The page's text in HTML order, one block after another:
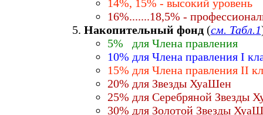
14%, 15% - высокий уровень
16%.......18,5% -
Накопительный фонд(см. Табл.1
5% для Члена правления
10% для Члена правления I
15% для Члена правления II
20% для Звезды ХуаШен
25% для Серебряной Звезды
30% для Золотой Звезды